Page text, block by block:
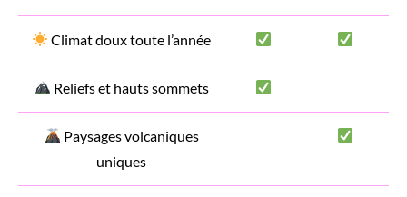
Climat doux toute l’année
Reliefs et hauts sommets
Paysages volcaniques
uniques